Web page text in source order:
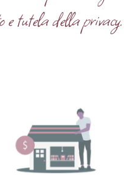
tutela della privacy.